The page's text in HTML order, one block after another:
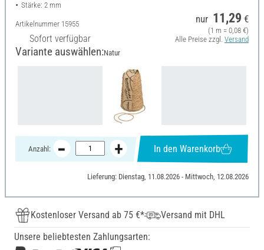
Stärke: 2 mm
Artikelnummer 15955
Sofort verfügbar
nur 11,29 €
(1 m = 0,08 €)
Alle Preise zzgl. Versand
Variante auswählen:Natur
Anzahl: In den Warenkorb
Lieferung: Dienstag, 11.08.2026 - Mittwoch, 12.08.2026
Kostenloser Versand ab 75 €*
Versand mit DHL
Unsere beliebtesten Zahlungsarten: